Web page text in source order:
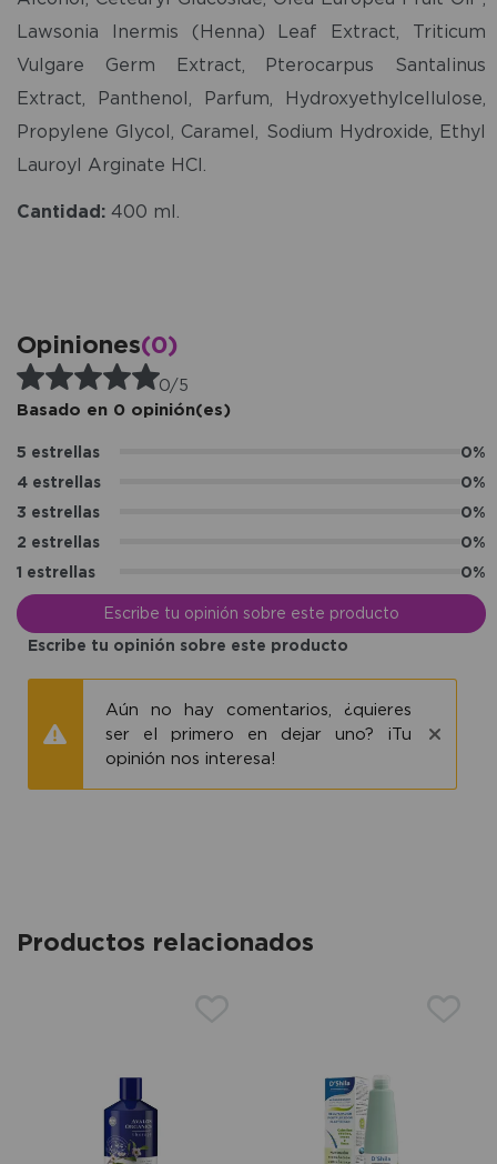
Lawsonia Inermis (Henna) Leaf Extract, Triticum
Vulgare Germ Extract, Pterocarpus Santalinus
Extract, Panthenol, Parfum, Hydroxyethylcellulose,
Propylene Glycol, Caramel, Sodium Hydroxide, Ethyl
Lauroyl Arginate HCI.
Cantidad: 400 ml.
Opiniones(0)
0/5
Basado en 0 opinión(es)
5 estrellas
0%
4 estrellas
0%
3 estrellas
0%
2 estrellas
0%
1 estrellas
0%
Escribe tu opinión sobre este producto
Escribe tu opinión sobre este producto
Aún no hay comentarios, ¿quieres
ser el primero en dejar uno? ¡Tu
opinión nos interesa!
Productos relacionados